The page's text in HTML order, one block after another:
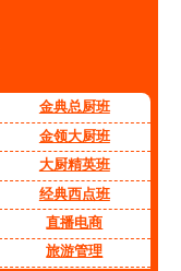
金典总厨班
金领大厨班
大厨精英班
经典西点班
直播电商
旅游管理